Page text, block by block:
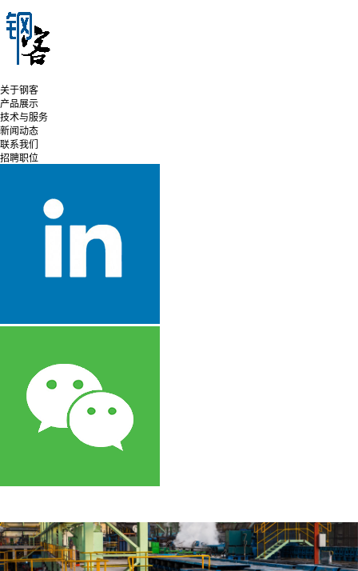
关于钢客
产品展示
技术与服务
新闻动态
联系我们
招聘职位